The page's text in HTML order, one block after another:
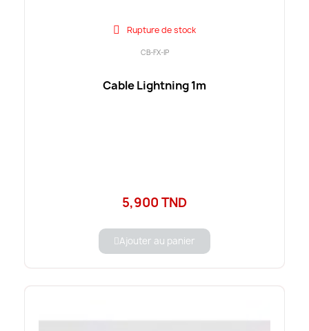
Rupture de stock
CB-FX-IP
Cable Lightning 1m
5,900 TND
Ajouter au panier